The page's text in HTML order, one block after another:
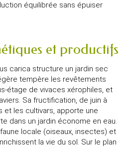
équilibrée sans épuiser
et productifs
carica structure un jardin sec
tempère les revêtements
étage de vivaces xérophiles, et
Sa fructification, de juin à
et les cultivars, apporte une
dans un jardin économe en eau.
locale (oiseaux, insectes) et
la vie du sol. Sur le plan